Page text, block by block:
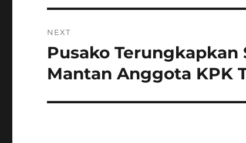
NEXT
Next
post:
Pusako
Mantan Anggota KPK